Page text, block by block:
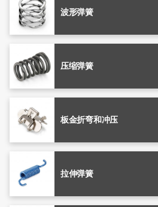
波形弹簧
压缩弹簧
板金折弯和冲压
拉伸弹簧